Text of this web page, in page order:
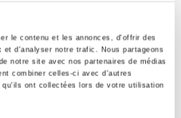
le contenu et les annonces, d'offrir des
d'analyser notre trafic. Nous partageons
notre site avec nos partenaires de médias
combiner celles-ci avec d'autres
ont collectées lors de votre utilisation